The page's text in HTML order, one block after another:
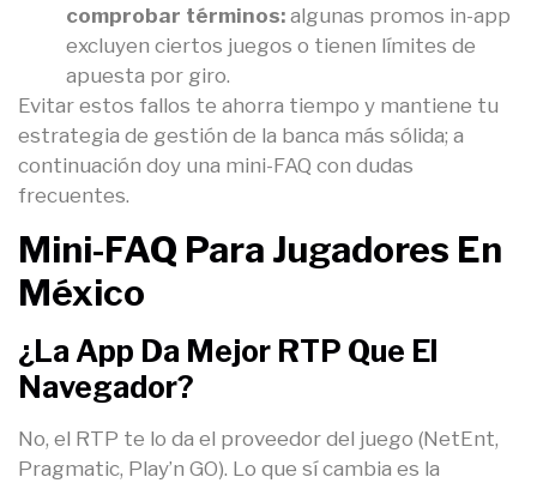
comprobar términos: algunas promos in-app
excluyen ciertos juegos o tienen límites de
apuesta por giro.
Evitar estos fallos te ahorra tiempo y mantiene tu
estrategia de gestión de la banca más sólida; a
continuación doy una mini-FAQ con dudas
frecuentes.
Mini-FAQ Para Jugadores En
México
¿La App Da Mejor RTP Que El
Navegador?
No, el RTP te lo da el proveedor del juego (NetEnt,
Pragmatic, Play’n GO). Lo que sí cambia es la